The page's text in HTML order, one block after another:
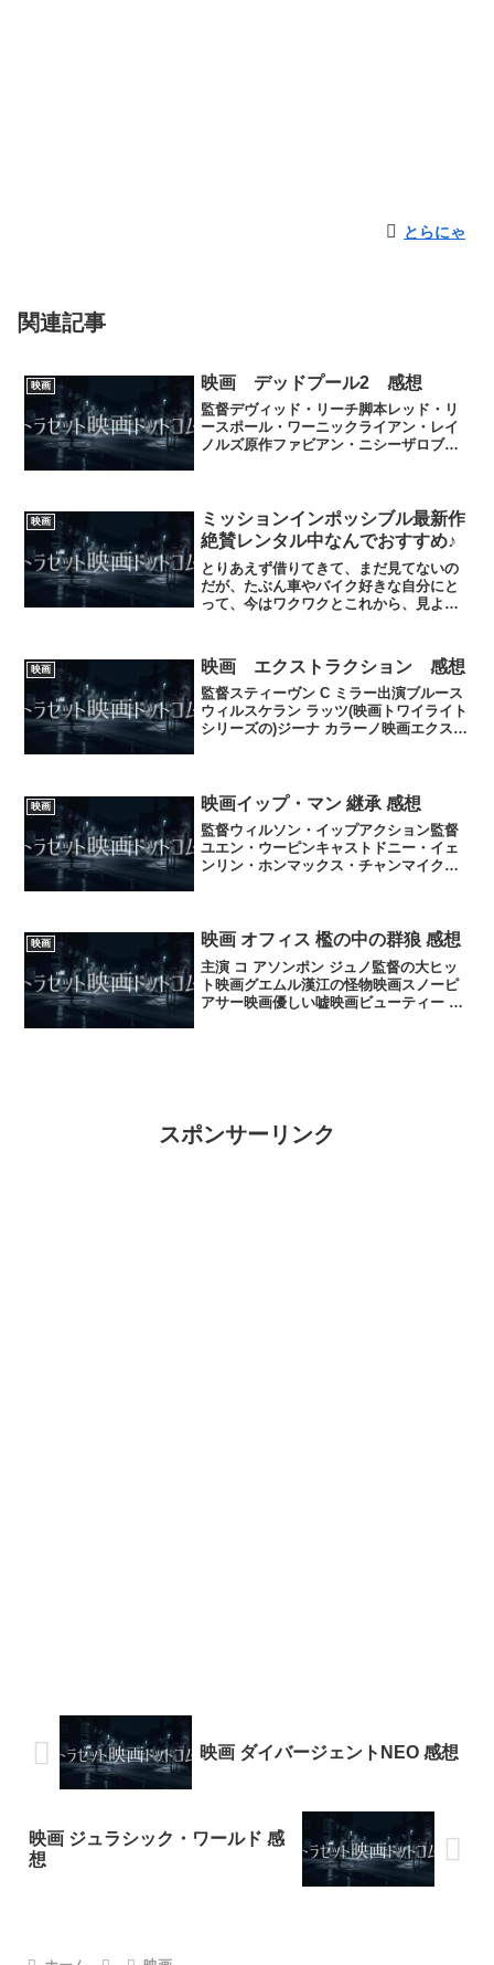
とらにゃ
関連記事
映画 映画 デッドプール2 感想
監督デヴィッド・リーチ脚本レッド・リ
ースポール・ワーニックライアン・レイ
ノルズ原作ファビアン・ニシーザロブ・
ジョシュ・ブローリンモリ...
映画
ミッションインポッシブル最新作
絶賛レンタル中なんでおすすめ♪
とりあえず借りてきて、まだ見てないの
だが、たぶん車やバイク好きな自分にと
って、今はワクワクとこれから、見よう
なり置いて、見てはどうかなと？♪良けれ
ば♪
映画 映画 エクストラクション 感想
監督スティーヴン C ミラー出演ブルース
ウィルスケラン ラッツ(映画トワイライト
シリーズの)ジーナ カラーノ映画エクスト
楽しめた映画...
映画 映画イップ・マン 継承 感想
監督ウィルソン・イップアクション監督
ユエン・ウーピンキャストドニー・イェ
ンリン・ホンマックス・チャンマイク・
ー映画が見れた。なぜ ...
映画 映画 オフィス 檻の中の群狼 感想
主演 コ アソンポン ジュノ監督の大ヒッ
ト映画グエムル漢江の怪物映画スノーピ
アサー映画優しい嘘映画ビューティー イ
スポンサーリンク
映画 ダイバージェントNEO 感想
映画 ジュラシック・ワールド 感
想